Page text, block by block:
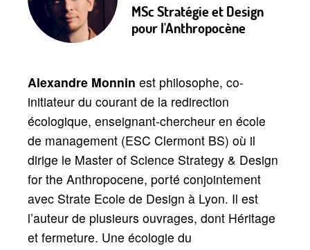
MSc Stratégie et Design
pour l'Anthropocène
Alexandre Monnin est philosophe, co-
initiateur du courant de la redirection
écologique, enseignant-chercheur en école
de management (ESC Clermont BS) où il
dirige le Master of Science Strategy & Design
for the Anthropocene, porté conjointement
avec Strate Ecole de Design à Lyon. Il est
l’auteur de plusieurs ouvrages, dont Héritage
et fermeture. Une écologie du